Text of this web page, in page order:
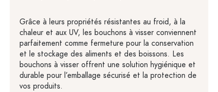
Grâce à leurs propriétés résistantes au froid, à la
chaleur et aux UV, les bouchons à visser conviennent
parfaitement comme fermeture pour la conservation
et le stockage des aliments et des boissons. Les
bouchons à visser offrent une solution hygiénique et
durable pour l’emballage sécurisé et la protection de
vos produits.